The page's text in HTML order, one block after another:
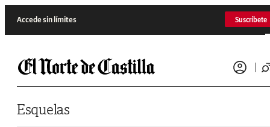
Accede sin límites Suscríbete
Esquelas